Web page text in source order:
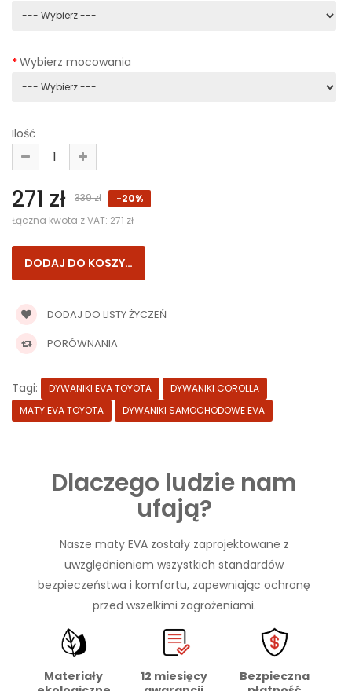
Wybierz mocowania
Ilość
271 zł 339 zł
-20%
Łączna kwota z VAT: 271 zł
DODAJ DO LISTY ŻYCZEŃ
PORÓWNANIA
Tagi: DYWANIKI EVA TOYOTA
DYWANIKI COROLLA
MATY EVA TOYOTA
DYWANIKI SAMOCHODOWE EVA
Dlaczego ludzie nam
ufają?
Nasze maty EVA zostały zaprojektowane z
uwzględnieniem wszystkich standardów
bezpieczeństwa i komfortu, zapewniając ochronę
przed wszelkimi zagrożeniami.
Materiały
12 miesięcy
Bezpieczna